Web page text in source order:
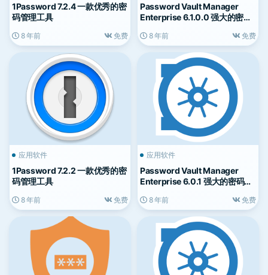
1Password 7.2.4 一款优秀的密
码管理工具
8 年前 免费
Password Vault Manager
Enterprise 6.1.0.0 强大的密码
8 年前 免费
应用软件
1Password 7.2.2 一款优秀的密
码管理工具
8 年前 免费
应用软件
Password Vault Manager
Enterprise 6.0.1 强大的密码管
8 年前 免费